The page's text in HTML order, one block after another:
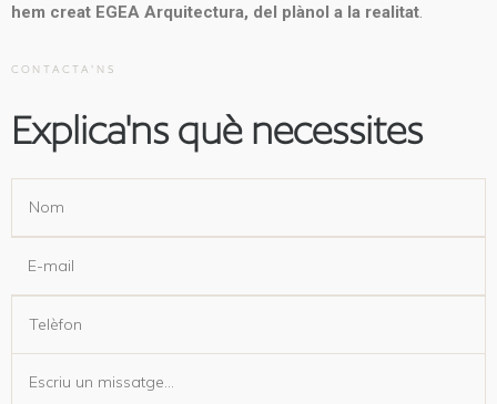
hem creat EGEA Arquitectura, del plànol a la realitat.
CONTACTA'NS
Explica'ns què necessites